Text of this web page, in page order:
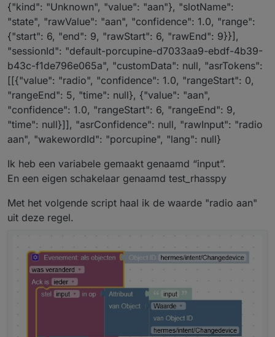
{"kind": "Unknown", "value": "aan"}, "slotName":
"state", "rawValue": "aan", "confidence": 1.0, "range":
{"start": 6, "end": 9, "rawStart": 6, "rawEnd": 9}}],
"sessionId": "default-porcupine-d7033aa9-ebdf-4b39-
b43c-f1de796e065a", "customData": null, "asrTokens":
[[{"value": "radio", "confidence": 1.0, "rangeStart": 0,
"rangeEnd": 5, "time": null}, {"value": "aan",
"confidence": 1.0, "rangeStart": 6, "rangeEnd": 9,
"time": null}]], "asrConfidence": null, "rawInput": "radio
aan", "wakewordId": "porcupine", "lang": null}
Ik heb een variabele gemaakt genaamd “input”.
En een eigen schakelaar genaamd test_rhasspy
Met het volgende script haal ik de waarde "radio aan"
uit deze regel.